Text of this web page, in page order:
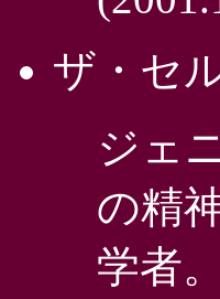
ザ・セ
ジェ
の精
学者